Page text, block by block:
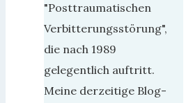
"Posttraumatischen
Verbitterungsstörung",
die nach 1989
gelegentlich auftritt.
Meine derzeitige Blog-